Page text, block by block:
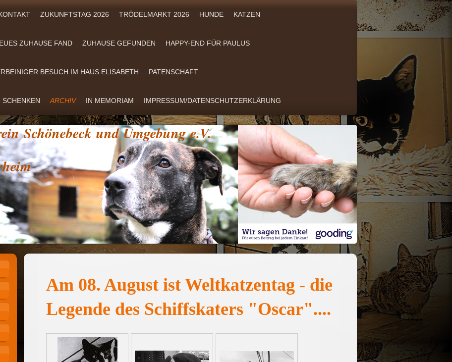
ZUKUNFTSTAG 2026 TRÖDELMARKT 2026 HUNDE KATZEN
ZUHAUSE FAND ZUHAUSE GEFUNDEN HAPPY-END FÜR PAULUS
BESUCH IM HAUS ELISABETH PATENSCHAFT
ARCHIV IN MEMORIAM IMPRESSUM/DATENSCHUTZERKLÄRUNG
Schönebeck und Umgebung e.V.
Am 08. August ist Weltkatzentag - die
Legende des Schiffskaters "Oscar"....